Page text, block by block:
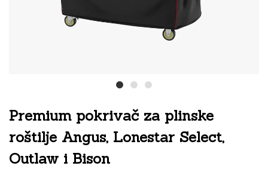
Premium pokrivač za plinske
roštilje Angus, Lonestar Select,
Outlaw i Bison